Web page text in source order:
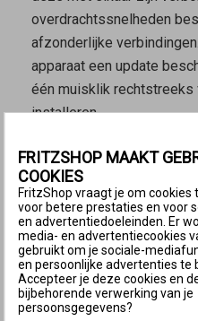
overdrachtssnelheden
afzonderlijke
apparaat een update
één muisklik
installeren.
Mesh-overzicht in de
Mesh-functies voor
Bij gebruik van een extra
Repeaterkun je de
Masterook gebruiken met
verbonden met deMesh
telefoons gebruikmaken
FRITZSHOP MAAKT
COOKIES
FritzShop vraagt je om cookies
voor betere prestaties en voor
en advertentiedoeleinden. Er
media- en advertentiecookies
gebruikt om je sociale-
en persoonlijke advertenties te
Accepteer je deze cookies en
bijbehorende verwerking van je
persoonsgegevens?